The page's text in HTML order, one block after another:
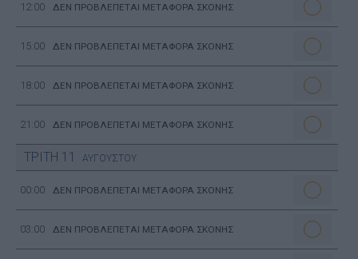
12:00 ΔΕΝ ΠΡΟΒΛΕΠΕΤΑΙ ΜΕΤΑΦΟΡΑ ΣΚΟΝΗΣ
15:00 ΔΕΝ ΠΡΟΒΛΕΠΕΤΑΙ ΜΕΤΑΦΟΡΑ ΣΚΟΝΗΣ
18:00 ΔΕΝ ΠΡΟΒΛΕΠΕΤΑΙ ΜΕΤΑΦΟΡΑ ΣΚΟΝΗΣ
21:00 ΔΕΝ ΠΡΟΒΛΕΠΕΤΑΙ ΜΕΤΑΦΟΡΑ ΣΚΟΝΗΣ
ΤΡΙΤΗ 11 ΑΥΓΟΥΣΤΟΥ
00:00 ΔΕΝ ΠΡΟΒΛΕΠΕΤΑΙ ΜΕΤΑΦΟΡΑ ΣΚΟΝΗΣ
03:00 ΔΕΝ ΠΡΟΒΛΕΠΕΤΑΙ ΜΕΤΑΦΟΡΑ ΣΚΟΝΗΣ